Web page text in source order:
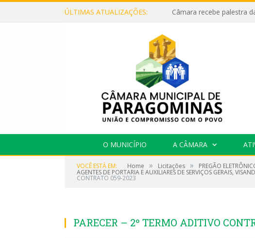
ÚLTIMAS ATUALIZAÇÕES:
O MUNICÍPIO A CÂMARA
VOCÊ ESTÁ EM: Home » Licitações » PREGÃO
AGENTES DE PORTARIA E AUXILIARES DE SERVIÇOS GERAIS,
CONTRATO 059-2023
PARECER – 2º TERMO ADITIVO